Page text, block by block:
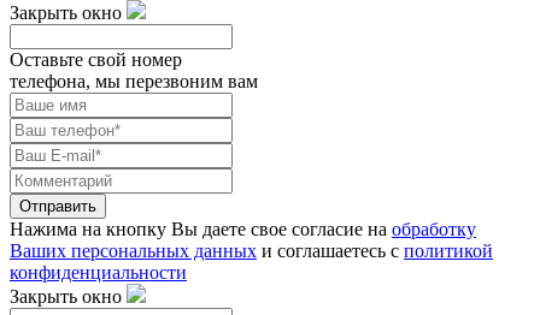
Закрыть окно
Оставьте свой номер
телефона, мы перезвоним вам
Отправить
Нажима на кнопку Вы даете свое согласие на обработку
Ваших персональных данных и соглашаетесь с политикой
конфиденциальности
Закрыть окно